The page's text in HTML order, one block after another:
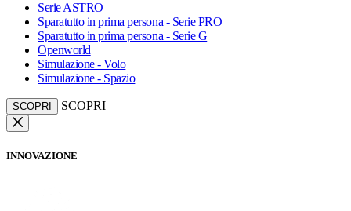
Serie ASTRO
Sparatutto in prima persona - Serie PRO
Sparatutto in prima persona - Serie G
Openworld
Simulazione - Volo
Simulazione - Spazio
SCOPRI SCOPRI
INNOVAZIONE